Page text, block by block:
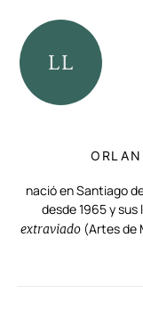
nació en Santiago
desde 1965 y
extraviado (Artes de